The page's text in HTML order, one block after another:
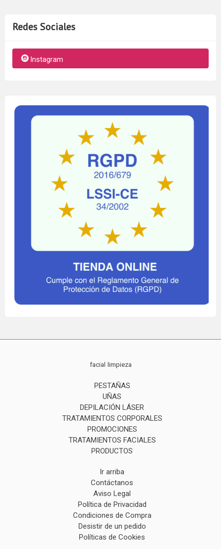
Redes Sociales
Instagram
facial limpieza
PESTAÑAS
UÑAS
DEPILACIÓN LÁSER
TRATAMIENTOS CORPORALES
PROMOCIONES
TRATAMIENTOS FACIALES
PRODUCTOS
Ir arriba
Contáctanos
Aviso Legal
Política de Privacidad
Condiciones de Compra
Desistir de un pedido
Políticas de Cookies